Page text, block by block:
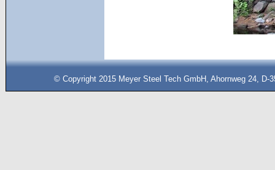
© Copyright 2015 Meyer Steel Tech GmbH, Ahornweg 24, D-